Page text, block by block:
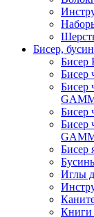
Бисер,
Бисер
Бисер
Бисер
Бисер
Бисер
Бисер
Иглы
Книги